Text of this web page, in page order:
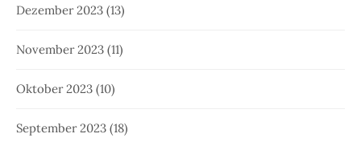
Dezember 2023 (13)
November 2023 (11)
Oktober 2023 (10)
September 2023 (18)